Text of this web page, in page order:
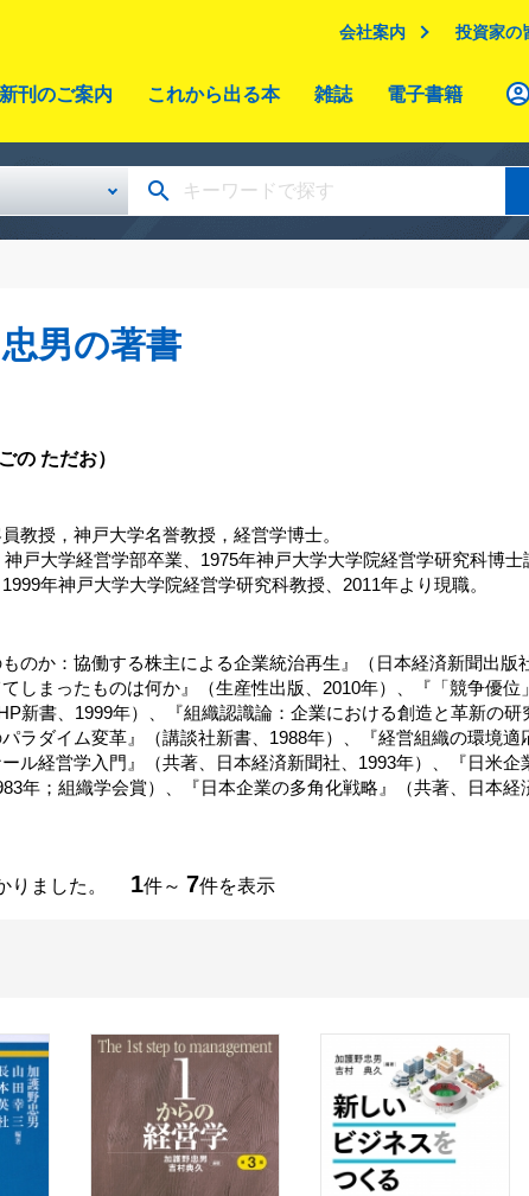
会社案内 投資家の
新刊のご案内 これから出る本 雑誌 電子書籍
男の著書
の ただお）
教授，神戸大学名誉教授，経営学博士。
神戸大学経営学部卒業、1975年神戸大学大学院経営学研究科博
年神戸大学大学院経営学研究科教授、2011年より現職。
ものか：協働する株主による企業統治再生』（日本経済新聞出版
しまったものは何か』（生産性出版、2010年）、『「競争優
新書、1999年）、『組織認識論：企業における創造と革新の研
ラダイム変革』（講談社新書、1988年）、『経営組織の環境適
ル経営学入門』（共著、日本経済新聞社、1993年）、『日米
年；組織学会賞）、『日本企業の多角化戦略』（共著、日本経
りました。 1件～ 7件を表示